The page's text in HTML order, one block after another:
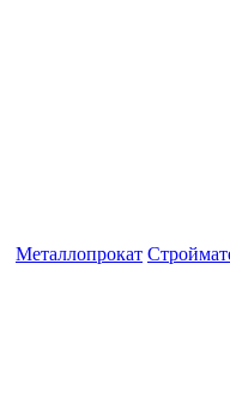
Металлопрокат